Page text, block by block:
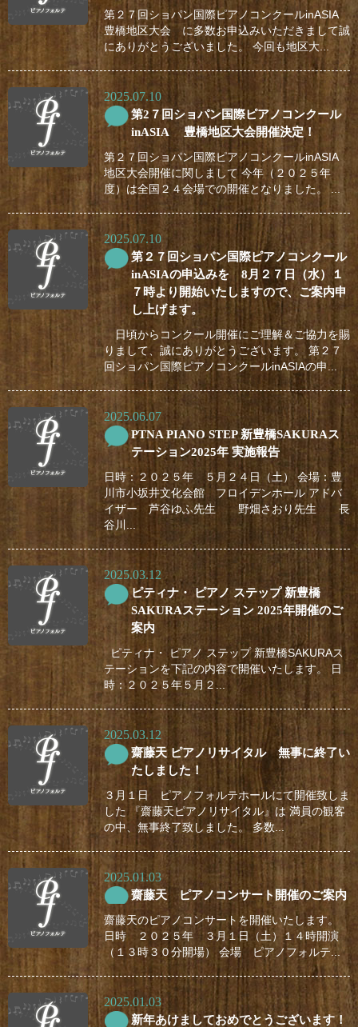
第２７回ショパン国際ピアノコンクールinASIA
豊橋地区大会 に多数お申込みいただきまして誠
にありがとうございました。 今回も地区大...
2025.07.10
第2７回ショパン国際ピアノコンクール
inASIA 豊橋地区大会開催決定！
第２７回ショパン国際ピアノコンクールinASIA
地区大会開催に関しまして 今年（２０２５年
度）は全国２４会場での開催となりました。 ...
2025.07.10
第２７回ショパン国際ピアノコンクール
inASIAの申込みを 8月２７日（水）１
７時より開始いたしますので、ご案内申
し上げます。
日頃からコンクール開催にご理解＆ご協力を賜
りまして、誠にありがとうございます。 第２７
回ショパン国際ピアノコンクールinASIAの申...
2025.06.07
PTNA PIANO STEP 新豊橋SAKURAス
テーション2025年 実施報告
日時：２０２５年 ５月２４日（土） 会場：豊
川市小坂井文化会館 フロイデンホール アドバ
イザー 芦谷ゆふ先生 野畑さおり先生 長
谷川...
2025.03.12
ピティナ・ ピアノ ステップ 新豊橋
SAKURAステーション 2025年開催のご
案内
ピティナ・ ピアノ ステップ 新豊橋SAKURAス
テーションを下記の内容で開催いたします。 日
時：２０２５年５月２...
2025.03.12
齋藤天 ピアノリサイタル 無事に終了い
たしました！
３月１日 ピアノフォルテホールにて開催致しま
した 『齋藤天ピアノリサイタル』は 満員の観客
の中、無事終了致しました。 多数...
2025.01.03
齋藤天 ピアノコンサート開催のご案内
齋藤天のピアノコンサートを開催いたします。
日時 ２０２５年 ３月１日（土）１４時開演
（１３時３０分開場） 会場 ピアノフォルテ...
2025.01.03
新年あけましておめでとうございます！